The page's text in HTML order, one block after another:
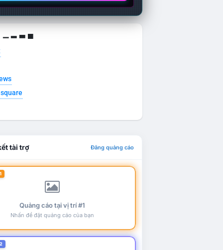
▁ ▂ ▃ ▄
tài trợ Đăng quảng cáo
Quảng cáo tại vị trí #1
Nhấn để đặt quảng cáo của bạn